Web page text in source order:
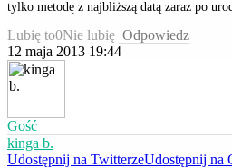
tylko metodę z najbliższą datą zaraz po
Lubię to0Nie lubię Odpowiedz
12 maja 2013 19:44
Gość
kinga b.
Udostępnij na TwitterzeUdostępnij na